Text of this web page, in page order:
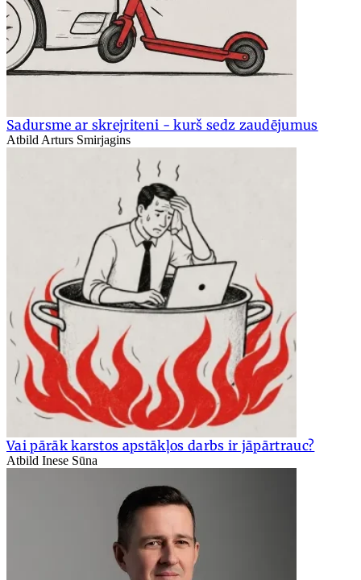
Sadursme ar skrejriteni - kurš sedz zaudējumus
Atbild Arturs Smirjagins
Vai pārāk karstos apstākļos darbs ir jāpārtrauc?
Atbild Inese Sūna